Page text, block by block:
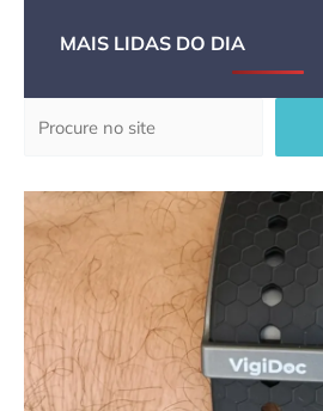
MAIS LIDAS DO DIA